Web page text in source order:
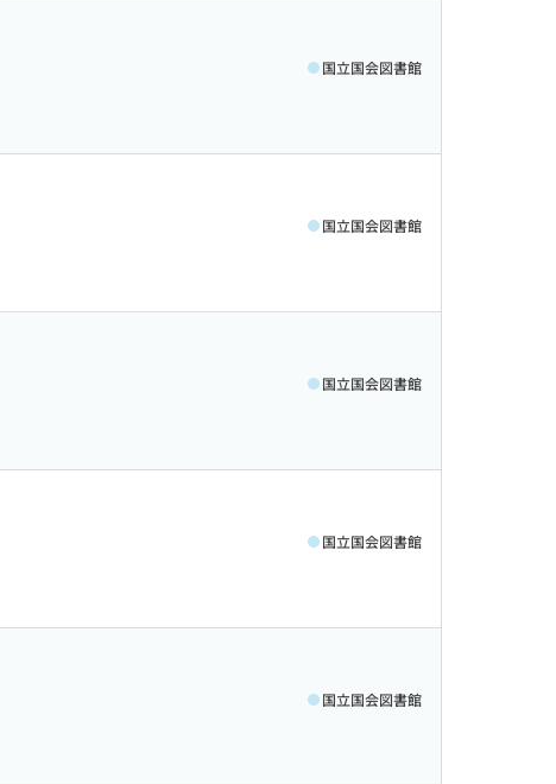
国立国会図書館
国立国会図書館
国立国会図書館
国立国会図書館
国立国会図書館